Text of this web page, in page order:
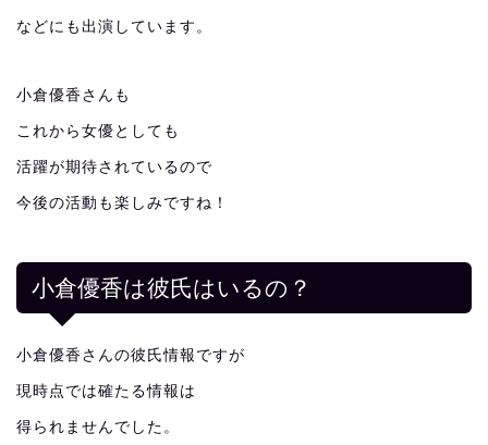
などにも出演しています。
小倉優香さんも
これから女優としても
活躍が期待されているので
今後の活動も楽しみですね！
小倉優香は彼氏はいるの？
小倉優香さんの彼氏情報ですが
現時点では確たる情報は
得られませんでした。